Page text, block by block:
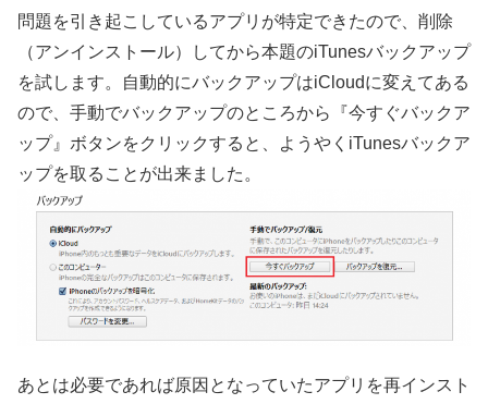
問題を引き起こしているアプリが特定できたので、削除
（アンインストール）してから本題のiTunesバックアップ
を試します。自動的にバックアップはiCloudに変えてある
ので、手動でバックアップのところから『今すぐバックア
ップ』ボタンをクリックすると、ようやくiTunesバックア
ップを取ることが出来ました。
あとは必要であれば原因となっていたアプリを再インスト